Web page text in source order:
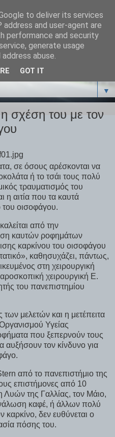
▼
σχέση του με τον
σε όσους αρέσκονται να
ή το τσάι τους πολύ
τραυματισμός του
η αιτία που τα καυτά
οισοφάγου.
από την
καυτών ροφημάτων
καρκίνου του οισοφάγου
καθησυχάζει, πάντως,
στη χειρουργική
χειρουργική Ε.
του πανεπιστημίου
μελετών και η μετέπειτα
Υγείας
που ξεπερνούν τους
τον κίνδυνο για
από το πανεπιστήμιο της
επιστήμονες από 10
της Γαλλίας, τον Μάιο,
καφέ, ή άλλων πολύ
δεν ευθύνεται ο
πόσης του.
to deliver its services
and user-agent are
performance and security
generate usage
abuse.
GOT IT